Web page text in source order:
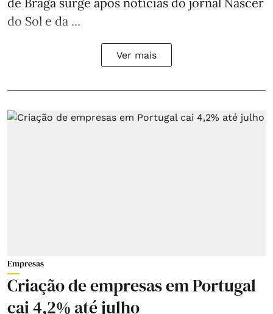
do Sol e da ...
Ver mais
Empresas
Criação de empresas em Portugal
cai 4,2% até julho